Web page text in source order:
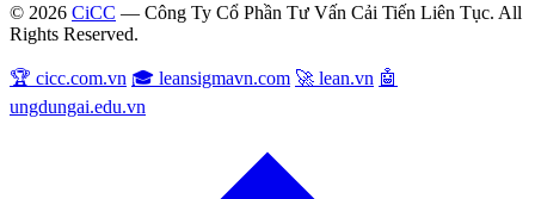
© 2026 CiCC — Công Ty Cổ Phần Tư Vấn Cải Tiến Liên Tục. All
Rights Reserved.
🏆 cicc.com.vn 🎓 leansigmavn.com 🚀 lean.vn 🤖
ungdungai.edu.vn